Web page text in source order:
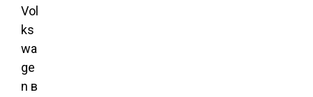
Vol
ks
wa
ge
n в